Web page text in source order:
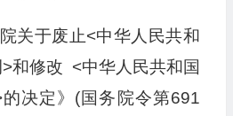
关于废止<中华人民共和
和修改 <中华人民共和国
决定》(国务院令第691